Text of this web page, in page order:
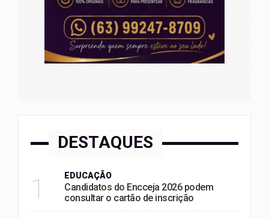
DESTAQUES
1 EDUCAÇÃO
Candidatos do Encceja 2026 podem
consultar o cartão de inscrição